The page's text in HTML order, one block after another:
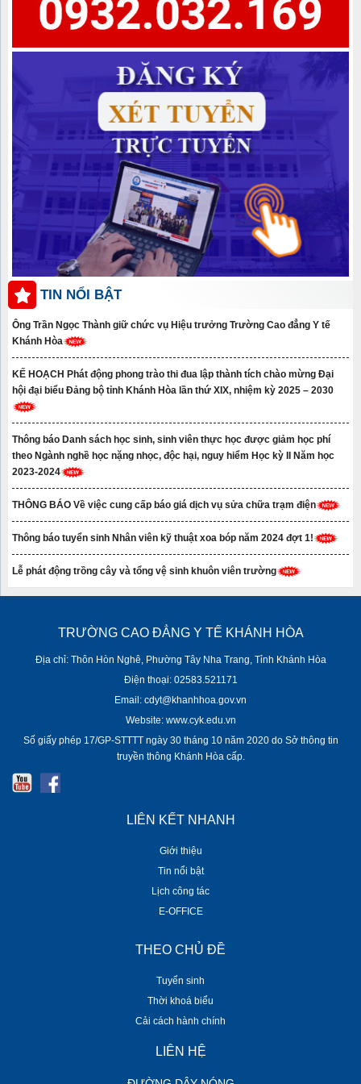
TIN NỔI BẬT
Ông Trần Ngọc Thành giữ chức vụ Hiệu trưởng Trường Cao đẳng Y tế
Khánh Hòa
KẾ HOẠCH Phát động phong trào thi đua lập thành tích chào mừng Đại
hội đại biểu Đảng bộ tỉnh Khánh Hòa lần thứ XIX, nhiệm kỳ 2025 – 2030
Thông báo Danh sách học sinh, sinh viên thực học được giảm học phí
theo Ngành nghề học nặng nhọc, độc hại, nguy hiểm Học kỳ II Năm học
2023-2024
THÔNG BÁO Về việc cung cấp báo giá dịch vụ sửa chữa trạm điện
Thông báo tuyển sinh Nhân viên kỹ thuật xoa bóp năm 2024 đợt 1!
Lễ phát động trồng cây và tổng vệ sinh khuôn viên trường
TRƯỜNG CAO ĐẲNG Y TẾ KHÁNH HÒA
Địa chỉ: Thôn Hòn Nghê, Phường Tây Nha Trang, Tỉnh Khánh Hòa
Điện thoại: 02583.521171
Email: cdyt@khanhhoa.gov.vn
Website: www.cyk.edu.vn
Số giấy phép 17/GP-STTTT ngày 30 tháng 10 năm 2020 do Sở thông tin
truyền thông Khánh Hòa cấp.
LIÊN KẾT NHANH
Giới thiệu
Tin nổi bật
Lịch công tác
E-OFFICE
THEO CHỦ ĐỀ
Tuyển sinh
Thời khoá biểu
Cải cách hành chính
LIÊN HỆ